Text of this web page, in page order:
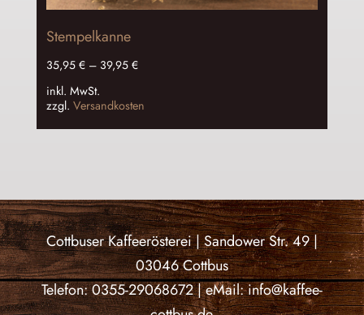
Stempelkanne
35,95 €– 39,95 €
inkl. MwSt.
zzgl. Versandkosten
Cottbuser Kaffeerösterei | Sandower Str. 49 |
03046 Cottbus
Telefon: 0355-29068672 | eMail: info@kaffee-